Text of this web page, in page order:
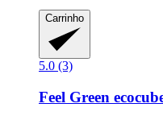
Carrinho
5.0 (3)
Feel Green